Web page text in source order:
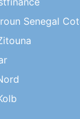
Senegal